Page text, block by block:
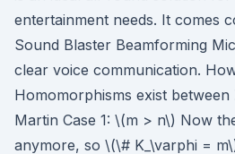
entertainment needs. It comes
Sound Blaster Beamforming
clear voice communication.
Homomorphisms exist between
Martin Case 1: \(m > n\) Now
anymore, so \(\# K_\varphi =